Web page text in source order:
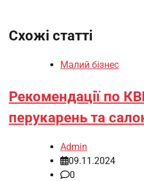
Схожі статті
Малий бізнес
Рекомендації по
перукарень та
Admin
09.11.2024
0